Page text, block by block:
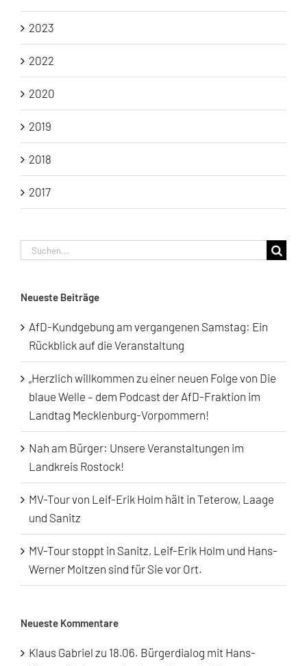
2023
2022
2020
2019
2018
2017
Suche
Neueste Beiträge
AfD-Kundgebung am vergangenen Samstag: Ein
Rückblick auf die Veranstaltung
„Herzlich willkommen zu einer neuen Folge von Die
blaue Welle – dem Podcast der AfD-Fraktion im
Landtag Mecklenburg-Vorpommern!
Nah am Bürger: Unsere Veranstaltungen im
Landkreis Rostock!
MV-Tour von Leif-Erik Holm hält in Teterow, Laage
und Sanitz
MV-Tour stoppt in Sanitz, Leif-Erik Holm und Hans-
Werner Moltzen sind für Sie vor Ort.
Neueste Kommentare
Klaus Gabriel zu 18.06. Bürgerdialog mit Hans-